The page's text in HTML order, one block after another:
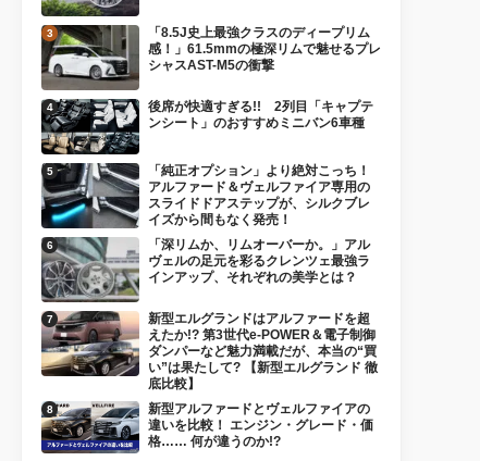
「8.5J史上最強クラスのディープリム
感！」61.5mmの極深リムで魅せるプレ
シャスAST-M5の衝撃
後席が快適すぎる!! 2列目「キャプテ
ンシート」のおすすめミニバン6車種
「純正オプション」より絶対こっち！
アルファード＆ヴェルファイア専用の
スライドドアステップが、シルクブレ
イズから間もなく発売！
「深リムか、リムオーバーか。」アル
ヴェルの足元を彩るクレンツェ最強ラ
インアップ、それぞれの美学とは？
新型エルグランドはアルファードを超
えたか!? 第3世代e-POWER＆電子制御
ダンパーなど魅力満載だが、本当の“買
い”は果たして? 【新型エルグランド 徹
底比較】
新型アルファードとヴェルファイアの
違いを比較！ エンジン・グレード・価
格…… 何が違うのか!?